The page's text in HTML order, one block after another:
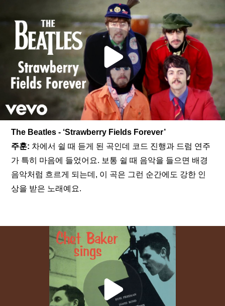
The Beatles - ‘Strawberry Fields Forever’
주훈: 차에서 쉴 때 듣게 된 곡인데 코드 진행과 드럼 연주
가 특히 마음에 들었어요. 보통 쉴 때 음악을 들으면 배경
음악처럼 흐르게 되는데, 이 곡은 그런 순간에도 강한 인
상을 받은 노래예요.